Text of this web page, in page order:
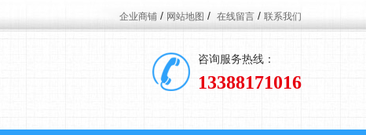
企业商铺 / 网站地图 / 在线留言 / 联系我们
咨询服务热线：
13388171016